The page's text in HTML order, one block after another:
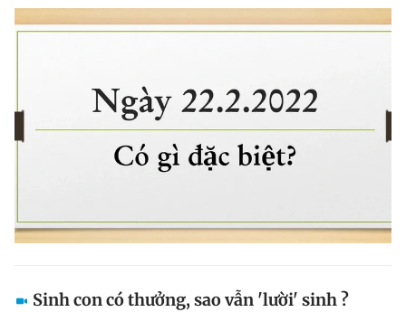
Sinh con có thưởng, sao vẫn 'lười' sinh ?